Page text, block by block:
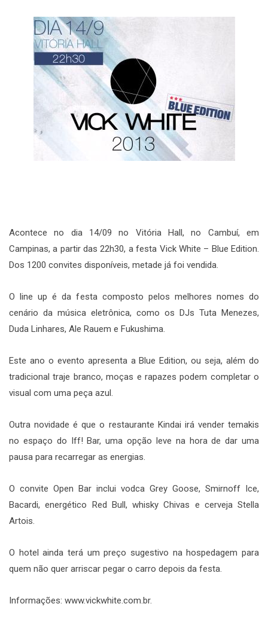
Acontece no dia 14/09 no Vitória Hall, no Cambuí, em
Campinas, a partir das 22h30, a festa Vick White – Blue Edition.
Dos 1200 convites disponíveis, metade já foi vendida.
O line up é da festa composto pelos melhores nomes do
cenário da música eletrônica, como os DJs Tuta Menezes,
Duda Linhares, Ale Rauem e Fukushima.
Este ano o evento apresenta a Blue Edition, ou seja, além do
tradicional traje branco, moças e rapazes podem completar o
visual com uma peça azul.
Outra novidade é que o restaurante Kindai irá vender temakis
no espaço do Iff! Bar, uma opção leve na hora de dar uma
pausa para recarregar as energias.
O convite Open Bar inclui vodca Grey Goose, Smirnoff Ice,
Bacardi, energético Red Bull, whisky Chivas e cerveja Stella
Artois.
O hotel ainda terá um preço sugestivo na hospedagem para
quem não quer arriscar pegar o carro depois da festa.
Informações: www.vickwhite.com.br.